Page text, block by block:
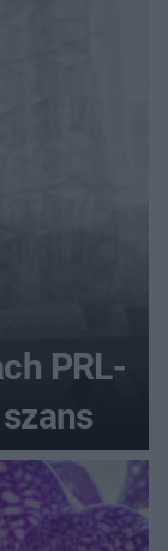
PRL-